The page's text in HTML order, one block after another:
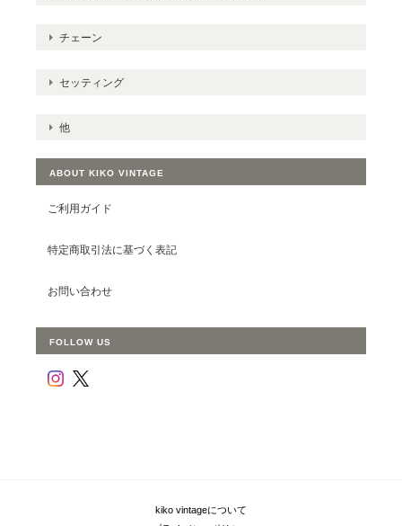
チェーン
セッティング
他
ABOUT KIKO VINTAGE
ご利用ガイド
特定商取引法に基づく表記
お問い合わせ
FOLLOW US
kiko vintageについて